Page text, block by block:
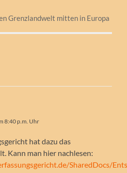
Grenzlandwelt mitten in Europa
8:40 p.m. Uhr
hat dazu das
Kann man hier nachlesen:
SharedDocs/